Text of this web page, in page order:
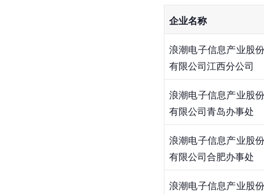
企业名称
浪潮电子信息产业股份
有限公司江西分公司
浪潮电子信息产业股份
有限公司青岛办事处
浪潮电子信息产业股份
有限公司合肥办事处
浪潮电子信息产业股份